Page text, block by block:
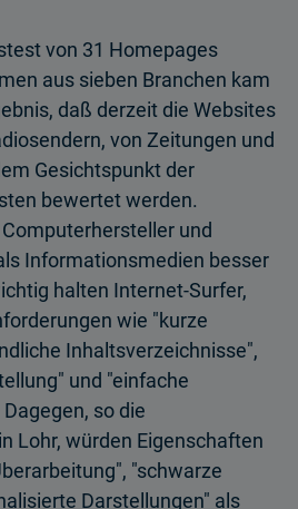
von 31 Homepages
aus sieben Branchen kam
daß derzeit die Websites
von Zeitungen und
Gesichtspunkt der
bewertet werden.
und
Informationsmedien besser
halten Internet-Surfer,
wie "kurze
Inhaltsverzeichnisse",
und "einfache
so die
Lohr, würden Eigenschaften
"schwarze
Darstellungen" als